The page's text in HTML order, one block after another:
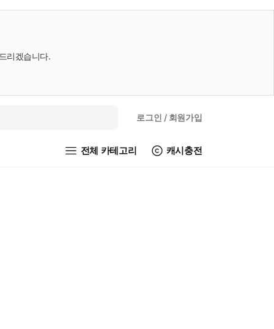
리겠습니다.
로그인 / 회원가입
전체 카테고리 캐시충전